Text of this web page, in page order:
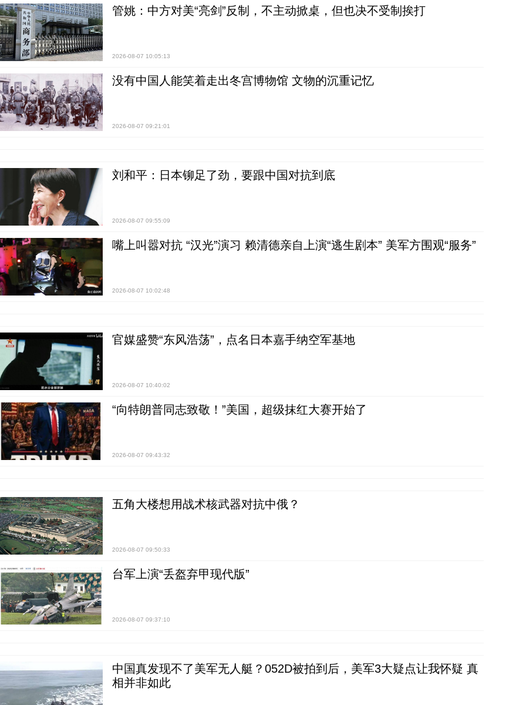
管姚：中方对美“亮剑”反制，不主动掀桌，但也决不受制挨打
2026-08-07 10:05:13
没有中国人能笑着走出冬宫博物馆 文物的沉重记忆
2026-08-07 09:21:01
刘和平：日本铆足了劲，要跟中国对抗到底
2026-08-07 09:55:09
嘴上叫嚣对抗 “汉光”演习 赖清德亲自上演“逃生剧本” 美军方围观“服务”
2026-08-07 10:02:48
官媒盛赞“东风浩荡”，点名日本嘉手纳空军基地
2026-08-07 10:40:02
“向特朗普同志致敬！”美国，超级抹红大赛开始了
2026-08-07 09:43:32
五角大楼想用战术核武器对抗中俄？
2026-08-07 09:50:33
台军上演“丢盔弃甲现代版”
2026-08-07 09:37:10
中国真发现不了美军无人艇？052D被拍到后，美军3大疑点让我怀疑 真
相并非如此